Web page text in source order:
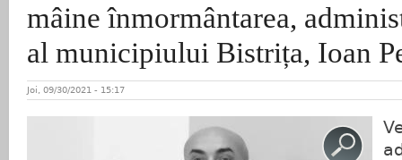
mâine înmormântarea,
al municipiului Bistrița, Ioan
Joi, 09/30/2021 - 15:17